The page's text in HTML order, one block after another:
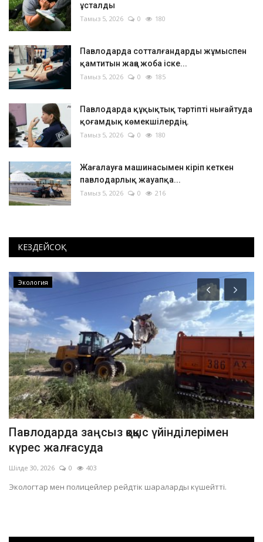
ұсталды
Тамыз 5, 2026 0 180
Павлодарда сотталғандарды жұмыспен
қамтитын жаңа жоба іске...
Тамыз 5, 2026 0 185
Павлодарда құқықтық тәртіпті нығайтуда
қоғамдық көмекшілердің...
Тамыз 5, 2026 0 180
Жағалауға машинасымен кіріп кеткен
павлодарлық жауапқа...
Тамыз 5, 2026 0 216
КЕЗДЕЙСОҚ
Экология
Павлодарда заңсыз қоқыс үйінділерімен
күрес жалғасуда
Шілде 30, 2026 0 403
Экологтар мен полицейлер рейдтік шараларды күшейтті.